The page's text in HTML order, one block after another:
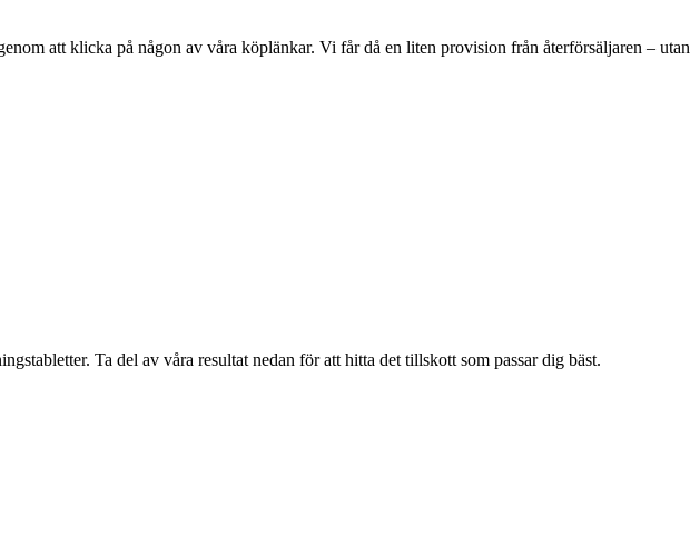
att klicka på någon av våra köplänkar. Vi får då en liten provision från återförsäljaren – utan
Ta del av våra resultat nedan för att hitta det tillskott som passar dig bäst.